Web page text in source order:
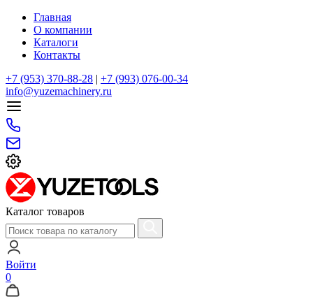
Главная
О компании
Каталоги
Контакты
+7 (953) 370-88-28 | +7 (993) 076-00-34
info@yuzemachinery.ru
Каталог товаров
Войти
0